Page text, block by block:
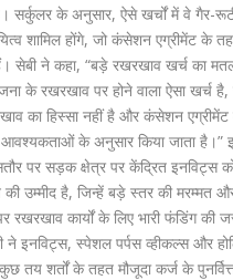
सर्कुलर के अनुसार, ऐसे खर्चों में वे गैर-
शामिल होंगे, जो कंसेशन एग्रीमेंट के
सेबी ने कहा, “बड़े रखरखाव खर्च का
के रखरखाव पर होने वाला ऐसा खर्च है,
का हिस्सा नहीं है और कंसेशन
आवश्यकताओं के अनुसार किया जाता है।”
पर सड़क क्षेत्र पर केंद्रित इनविट्स
की उम्मीद है, जिन्हें बड़े स्तर की मरम्मत
रखरखाव कार्यों के लिए भारी फंडिंग की
ने इनविट्स, स्पेशल पर्पस व्हीकल्स और
तय शर्तों के तहत मौजूदा कर्ज के